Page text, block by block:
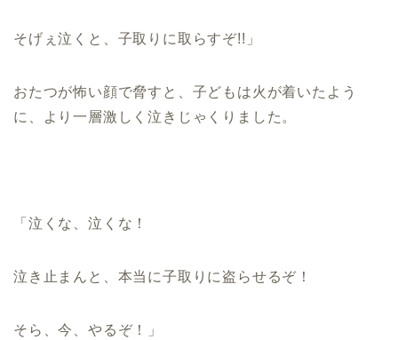
そげぇ泣くと、子取りに取らすぞ!!」
おたつが怖い顔で脅すと、子どもは火が着いたよう
に、より一層激しく泣きじゃくりました。
「泣くな、泣くな！
泣き止まんと、本当に子取りに盗らせるぞ！
そら、今、やるぞ！」